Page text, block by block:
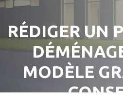
RÉDIGER UN
MODÈLE